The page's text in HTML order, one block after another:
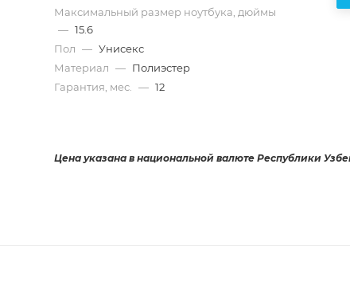
Максимальный размер ноутбука, дюймы
— 15.6
Пол — Унисекс
Материал — Полиэстер
Гарантия, мес.
— 12
Цена указана в национальной валюте Республики